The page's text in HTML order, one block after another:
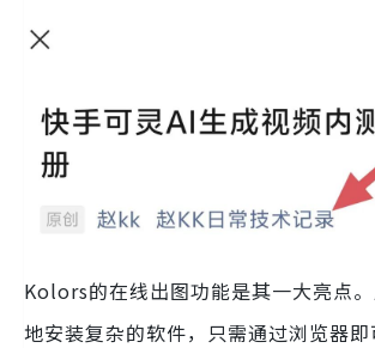
Kolors的在线出图功能是其一大亮点
地安装复杂的软件，只需通过浏览器